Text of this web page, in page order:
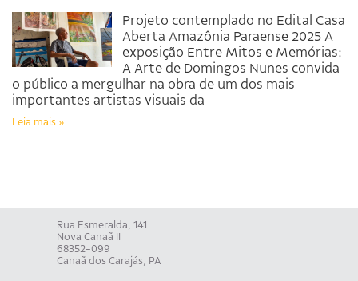
Projeto contemplado no Edital Casa
Aberta Amazônia Paraense 2025 A
exposição Entre Mitos e Memórias:
A Arte de Domingos Nunes convida
o público a mergulhar na obra de um dos mais
importantes artistas visuais da
Leia mais »
Rua Esmeralda, 141
Nova Canaã II
68352-099
Canaã dos Carajás, PA